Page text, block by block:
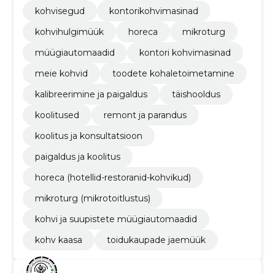
kohvisegud
kontorikohvimasinad
kohvihulgimüük
horeca
mikroturg
müügiautomaadid
kontori kohvimasinad
meie kohvid
toodete kohaletoimetamine
kalibreerimine ja paigaldus
täishooldus
koolitused
remont ja parandus
koolitus ja konsultatsioon
paigaldus ja koolitus
horeca (hotellid-restoranid-kohvikud)
mikroturg (mikrotoitlustus)
kohvi ja suupistete müügiautomaadid
kohv kaasa
toidukaupade jaemüük